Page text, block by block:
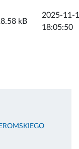
kB
2025-11-
18:05:50